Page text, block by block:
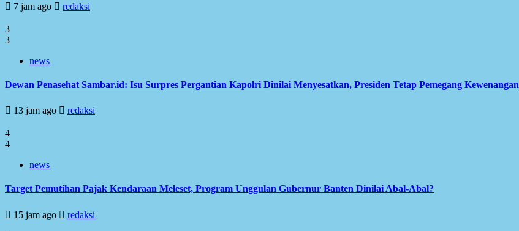
7 jam ago redaksi
3
3
news
Dewan Penasehat Sambar.id: Isu Surpres Pergantian Kapolri Dinilai Menyesatkan, Presiden Tetap Pemegang Kewenangan
13 jam ago redaksi
4
4
news
Target Pemutihan Pajak Kendaraan Meleset, Program Unggulan Gubernur Banten Dinilai Abal-Abal?
15 jam ago redaksi